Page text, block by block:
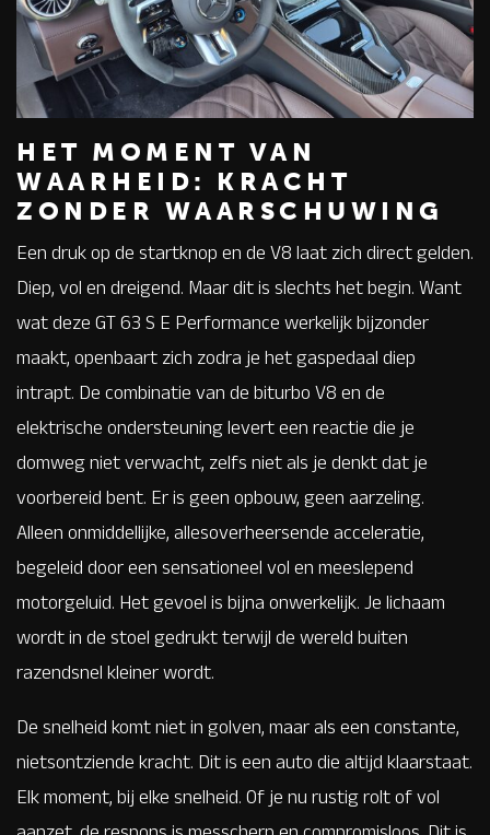
HET MOMENT VAN
WAARHEID: KRACHT
ZONDER WAARSCHUWING
Een druk op de startknop en de V8 laat zich direct gelden.
Diep, vol en dreigend. Maar dit is slechts het begin. Want
wat deze GT 63 S E Performance werkelijk bijzonder
maakt, openbaart zich zodra je het gaspedaal diep
intrapt. De combinatie van de biturbo V8 en de
elektrische ondersteuning levert een reactie die je
domweg niet verwacht, zelfs niet als je denkt dat je
voorbereid bent. Er is geen opbouw, geen aarzeling.
Alleen onmiddellijke, allesoverheersende acceleratie,
begeleid door een sensationeel vol en meeslepend
motorgeluid. Het gevoel is bijna onwerkelijk. Je lichaam
wordt in de stoel gedrukt terwijl de wereld buiten
razendsnel kleiner wordt.
De snelheid komt niet in golven, maar als een constante,
nietsontziende kracht. Dit is een auto die altijd klaarstaat.
Elk moment, bij elke snelheid. Of je nu rustig rolt of vol